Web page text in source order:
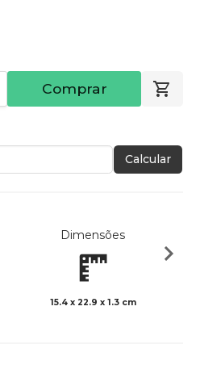
Comprar
Calcular
Dimensões
15.4 x 22.9 x 1.3 cm